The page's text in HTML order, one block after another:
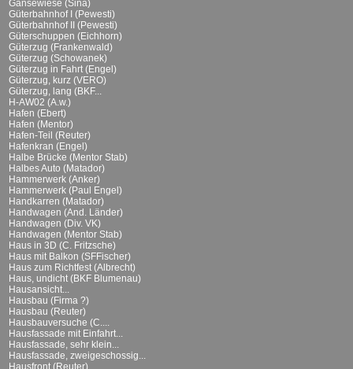
Gänsewiese (Sina)
Güterbahnhof I (Pewesti)
Güterbahnhof II (Pewesti)
Güterschuppen (Eichhorn)
Güterzug (Frankenwald)
Güterzug (Schowanek)
Güterzug in Fahrt (Engel)
Güterzug, kurz (VERO)
Güterzug, lang (BKF...
H-AW02 (A.w.)
Hafen (Ebert)
Hafen (Mentor)
Hafen-Teil (Reuter)
Hafenkran (Engel)
Halbe Brücke (Mentor Stab)
Halbes Auto (Matador)
Hammerwerk (Anker)
Hammerwerk (Paul Engel)
Handkarren (Matador)
Handwagen (And. Länder)
Handwagen (Div. VK)
Handwagen (Mentor Stab)
Haus in 3D (C. Fritzsche)
Haus mit Balkon (SFFischer)
Haus zum Richtfest (Albrecht)
Haus, undicht (BKF Blumenau)
Hausansicht...
Hausbau (Firma ?)
Hausbau (Reuter)
Hausbauversuche (C....
Hausfassade mit Einfahrt...
Hausfassade, sehr klein...
Hausfassade, zweigeschossig...
Hausfront (Reuter)